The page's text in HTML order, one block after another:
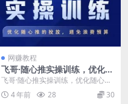
网赚教程
飞哥·随心推实操训练，优化随
心推投放，避免浪费预算
飞哥·随心推实操训练，优化随心推
投放，避免浪费预算 课程内容 教授
随心推的投放方...
4 年前 28 30